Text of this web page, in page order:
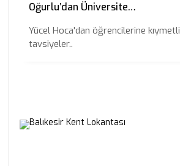
Oğurlu’dan Üniversite
Yücel Hoca'dan öğrencilerine kıymetli
tavsiyeler..